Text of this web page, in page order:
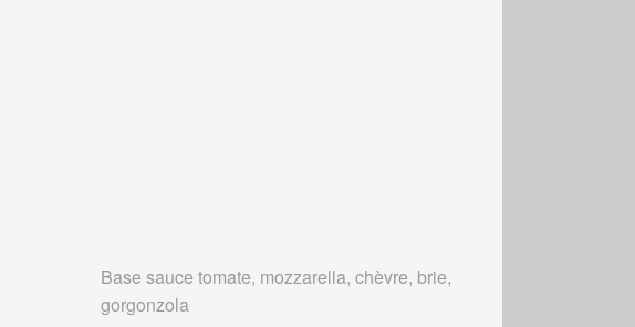
Base sauce tomate, mozzarella, chèvre, brie,
gorgonzola